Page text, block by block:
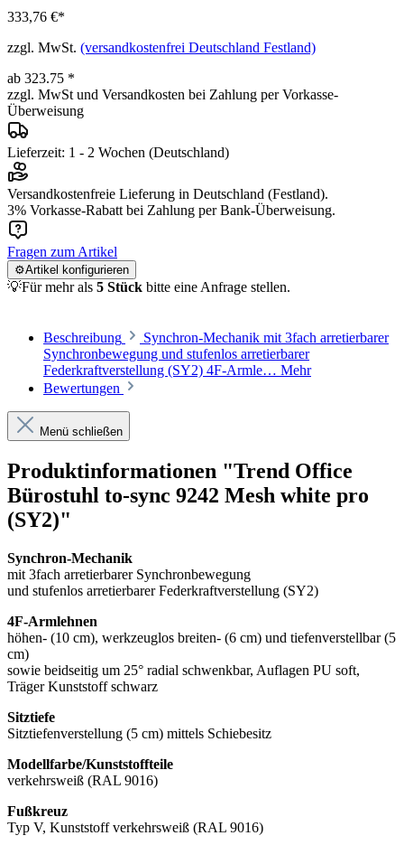
333,76 €*
zzgl. MwSt. (versandkostenfrei Deutschland Festland)
ab 323.75 *
zzgl. MwSt und Versandkosten bei Zahlung per Vorkasse-
Überweisung
Lieferzeit: 1 - 2 Wochen (Deutschland)
Versandkostenfreie Lieferung in Deutschland (Festland).
3% Vorkasse-Rabatt bei Zahlung per Bank-Überweisung.
Fragen zum Artikel
⚙️Artikel konfigurieren
💡Für mehr als 5 Stück bitte eine Anfrage stellen.
Beschreibung
Synchron-Mechanik mit 3fach arretierbarer
Synchronbewegung und stufenlos arretierbarer
Federkraftverstellung (SY2) 4F-Armle… Mehr
Bewertungen
Menü schließen
Produktinformationen "Trend Office
Bürostuhl to-sync 9242 Mesh white pro
(SY2)"
Synchron-Mechanik
mit 3fach arretierbarer Synchronbewegung
und stufenlos arretierbarer Federkraftverstellung (SY2)
4F-Armlehnen
höhen- (10 cm), werkzeuglos breiten- (6 cm) und tiefenverstellbar (5
cm)
sowie beidseitig um 25° radial schwenkbar, Auflagen PU soft,
Träger Kunststoff schwarz
Sitztiefe
Sitztiefenverstellung (5 cm) mittels Schiebesitz
Modellfarbe/Kunststoffteile
verkehrsweiß (RAL 9016)
Fußkreuz
Typ V, Kunststoff verkehrsweiß (RAL 9016)